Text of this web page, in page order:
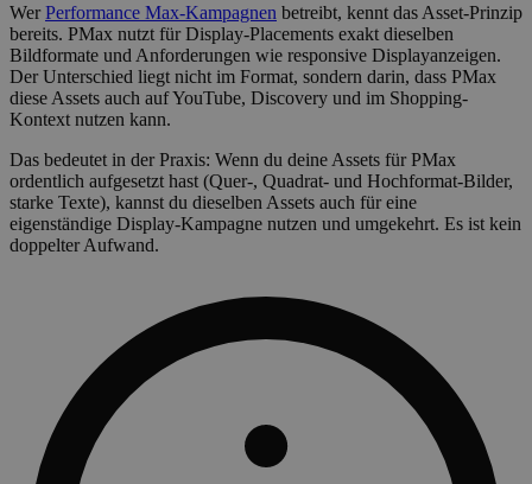
WerPerformance Max-Kampagnen betreibt, kennt das Asset-Prinzip
bereits. PMax nutzt für Display-Placements exakt dieselben
Bildformate und Anforderungen wie responsive Displayanzeigen.
Der Unterschied liegt nicht im Format, sondern darin, dass PMax
diese Assets auch auf YouTube, Discovery und im Shopping-
Kontext nutzen kann.
Das bedeutet in der Praxis: Wenn du deine Assets für PMax
ordentlich aufgesetzt hast (Quer-, Quadrat- und Hochformat-Bilder,
starke Texte), kannst du dieselben Assets auch für eine
eigenständige Display-Kampagne nutzen und umgekehrt. Es ist kein
doppelter Aufwand.